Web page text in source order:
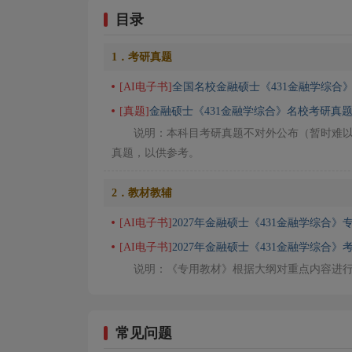
目录
1．考研真题
[AI电子书]全国名校金融硕士《431金融学综合
[真题]金融硕士《431金融学综合》名校考研真
说明：本科目考研真题不对外公布（暂时难
真题，以供参考。
2．教材教辅
[AI电子书] 2027年金融硕士《431金融学综合》
[AI电子书] 2027年金融硕士《431金融学综合》
说明：《专用教材》根据大纲对重点内容进
常见问题